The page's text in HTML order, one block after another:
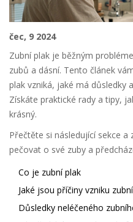
čec, 9 2024
Zubní plak je běžným
zubů a dásní. Tento článek
plak vzniká, jaké má důsledky
Získáte praktické rady a tipy,
krásný.
Přečtěte si následující sekce
pečovat o své zuby a
Co je zubní plak
Jaké jsou příčiny vzniku
Důsledky neléčeného